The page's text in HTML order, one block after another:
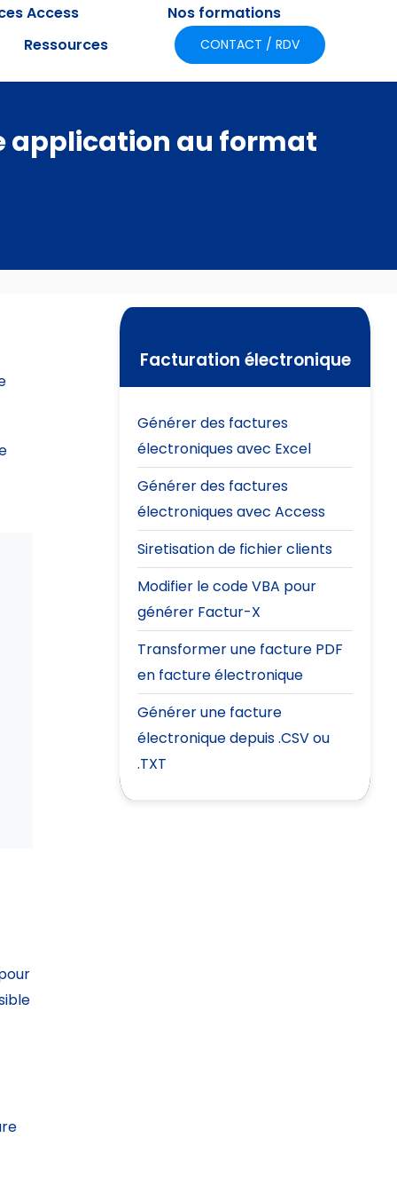
Access
Nos formations
Ressources
CONTACT / RDV
application au format
Facturation électronique
Générer des factures
électroniques avec Excel
Générer des factures
électroniques avec Access
Siretisation de fichier clients
Modifier le code VBA pour
générer Factur-X
Transformer une facture PDF
en facture électronique
Générer une facture
électronique depuis .CSV ou
.TXT